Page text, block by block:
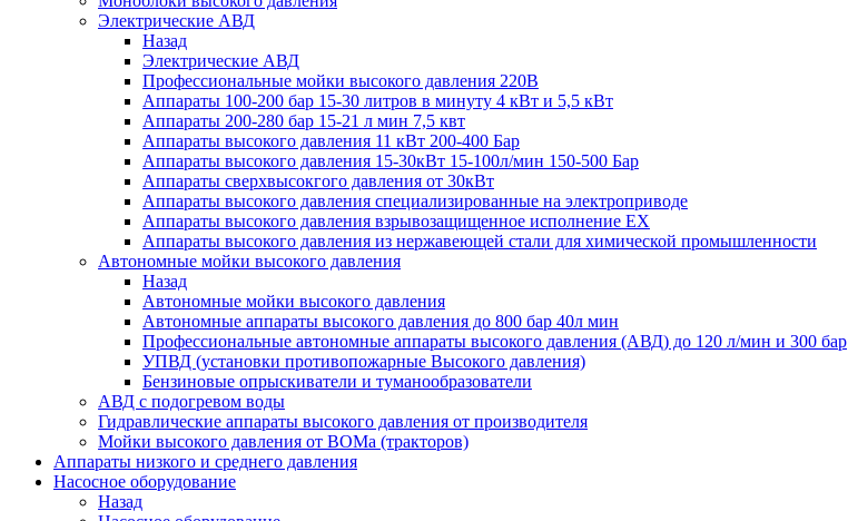
Электрические АВД
Назад
Электрические АВД
Профессиональные мойки высокого давления 220В
Аппараты 100-200 бар 15-30 литров в минуту 4 кВт и 5,5 кВт
Аппараты 200-280 бар 15-21 л мин 7,5 квт
Аппараты высокого давления 11 кВт 200-400 Бар
Аппараты высокого давления 15-30кВт 15-100л/мин 150-500 Бар
Аппараты сверхвысокгого давления от 30кВт
Аппараты высокого давления специализированные на электроприводе
Аппараты высокого давления взрывозащищенное исполнение EX
Аппараты высокого давления из нержавеющей стали для химической промышленности
Автономные мойки высокого давления
Назад
Автономные мойки высокого давления
Автономные аппараты высокого давления до 800 бар 40л мин
Профессиональные автономные аппараты высокого давления (АВД) до 120 л/мин и 300 бар
УПВД (установки противопожарные Высокого давления)
Бензиновые опрыскиватели и туманообразователи
АВД с подогревом воды
Гидравлические аппараты высокого давления от производителя
Мойки высокого давления от ВОМа (тракторов)
Аппараты низкого и среднего давления
Насосное оборудование
Назад